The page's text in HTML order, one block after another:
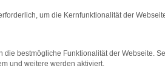
um die Kernfunktionalität der
die bestmögliche Funktionalität der Webseite.
und weitere werden aktiviert.